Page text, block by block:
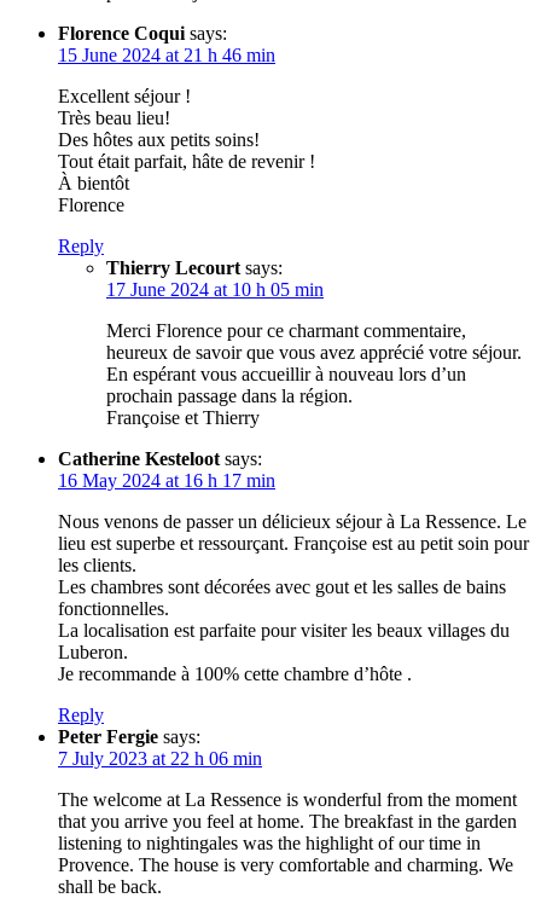
Florence Coqui says:
15 June 2024 at 21 h 46 min
Excellent séjour !
Très beau lieu!
Des hôtes aux petits soins!
Tout était parfait, hâte de revenir !
À bientôt
Florence
Reply
Thierry Lecourt says:
17 June 2024 at 10 h 05 min
Merci Florence pour ce charmant commentaire,
heureux de savoir que vous avez apprécié votre séjour.
En espérant vous accueillir à nouveau lors d’un
prochain passage dans la région.
Françoise et Thierry
Catherine Kesteloot says:
16 May 2024 at 16 h 17 min
Nous venons de passer un délicieux séjour à La Ressence. Le
lieu est superbe et ressourçant. Françoise est au petit soin pour
les clients.
Les chambres sont décorées avec gout et les salles de bains
fonctionnelles.
La localisation est parfaite pour visiter les beaux villages du
Luberon.
Je recommande à 100% cette chambre d’hôte .
Reply
Peter Fergie says:
7 July 2023 at 22 h 06 min
The welcome at La Ressence is wonderful from the moment
that you arrive you feel at home. The breakfast in the garden
listening to nightingales was the highlight of our time in
Provence. The house is very comfortable and charming. We
shall be back.